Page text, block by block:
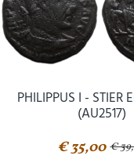
PHILIPPUS I - STIER
(AU2517)
€ 35,00 €